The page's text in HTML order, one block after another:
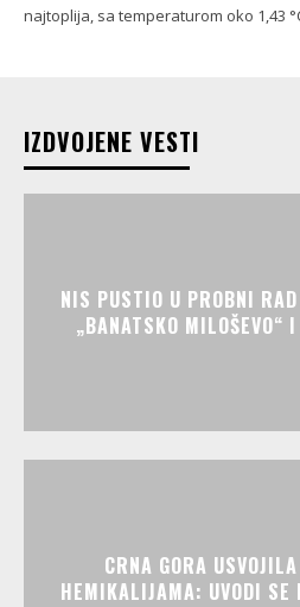
najtoplija, sa temperaturom oko 1,43
IZDVOJENE VESTI
NIS PUSTIO U PROBNI
„BANATSKO MILOŠEVO“
CRNA GORA
HEMIKALIJAMA: UVODI SE